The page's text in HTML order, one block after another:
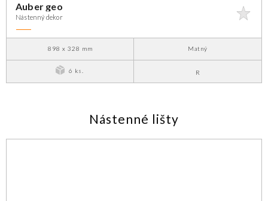
Auber geo
Nástenný dekor
898 x 328 mm Matný
6 ks. R
Nástenné lišty